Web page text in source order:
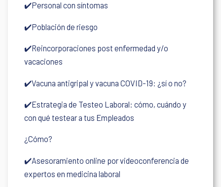
✔️Personal con síntomas
✔️Población de riesgo
✔️Reincorporaciones post enfermedad y/o
vacaciones
✔️Vacuna antigripal y vacuna COVID-19: ¿sí o no?
✔️Estrategia de Testeo Laboral: cómo, cuándo y
con qué testear a tus Empleados
¿Cómo?
✔️Asesoramiento online por videoconferencia de
expertos en medicina laboral